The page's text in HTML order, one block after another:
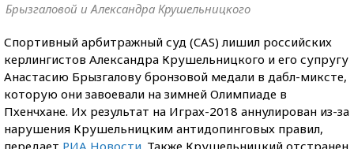
Брызгаловой и Александра Крушельницкого
Спортивный арбитражный суд (CAS) лишил российских
керлингистов Александра Крушельницкого и его супругу
Анастасию Брызгалову бронзовой медали в дабл-миксте,
которую они завоевали на зимней Олимпиаде в
Пхенчхане. Их результат на Играх-2018 аннулирован из-за
нарушения Крушельницким антидопинговых правил,
передает РИА Новости. Также Крушельницкий отстранен